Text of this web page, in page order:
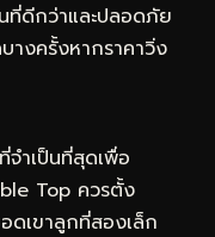
ที่ดีกว่าและปลอดภัย
างครั้งหากราคาวิ่ง
ำเป็นที่สุดเพื่อ
Top ควรตั้ง
ดเขาลูกที่สองเล็ก